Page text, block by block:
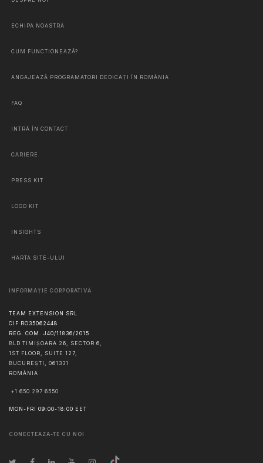
ECHIPA NOASTRĂ
CUM FUNCTIONEAZÃ?
ANGAJEAZĂ PROGRAMATORI DEDICAȚI ÎN ROMÂNIA
FAQ
INTRĂ ÎN CONTACT
CARIERE
PRESS KIT
LOGO KIT
INSIGHTS
HARTA SITE-ULUI
INFORMAȚIE CORPORATIVĂ
TEAM EXTENSION SRL
CIF RO35062448
REG. COM. J40/11836/2015
BLD TIMIȘOARA 26, SECTOR 6,
1ST FLOOR, SUITE 127,
BUCUREŞTI , 061331
ROMÂNIA
+1 650 297 6550
MON-FRI 09:00-18:00 EET
CONECTEAZA-TE CU NOI